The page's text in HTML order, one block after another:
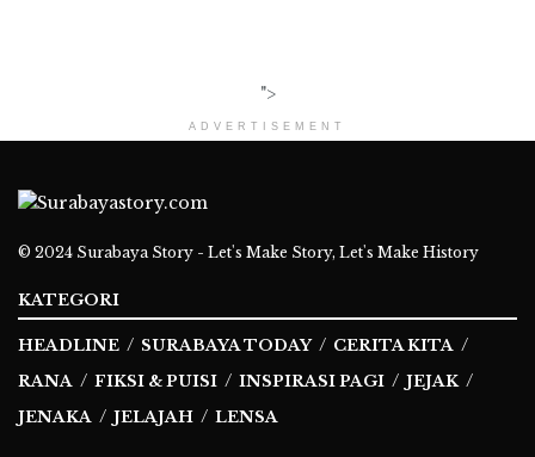
">
ADVERTISEMENT
© 2024 Surabaya Story - Let's Make Story, Let's Make History
KATEGORI
HEADLINE SURABAYA TODAY
CERITA KITA
RANA
FIKSI & PUISI INSPIRASI PAGI
JEJAK
JENAKA
JELAJAH LENSA